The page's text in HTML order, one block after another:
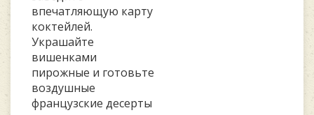
впечатляющую карту
коктейлей.
Украшайте
вишенками
пирожные и готовьте
воздушные
французские десерты